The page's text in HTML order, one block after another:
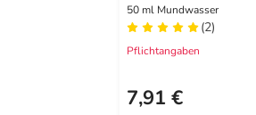
50 ml Mundwasser
(2)
Pflichtangaben
7,91 €